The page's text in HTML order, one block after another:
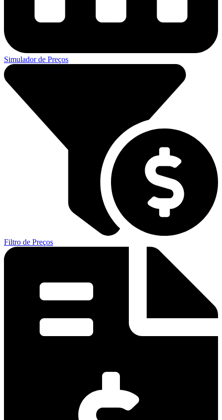
Simulador de Preços
Filtro de Preços